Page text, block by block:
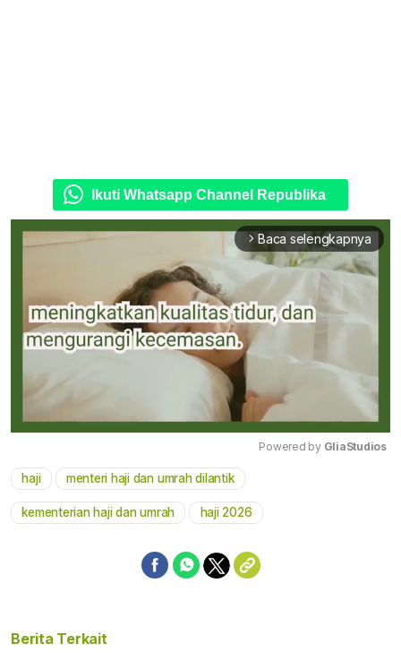
Ikuti Whatsapp Channel Republika
arrow_forward_ios Baca selengkapnya
Powered by GliaStudios
haji menteri haji dan umrah dilantik
kementerian haji dan umrah haji 2026
Berita Terkait